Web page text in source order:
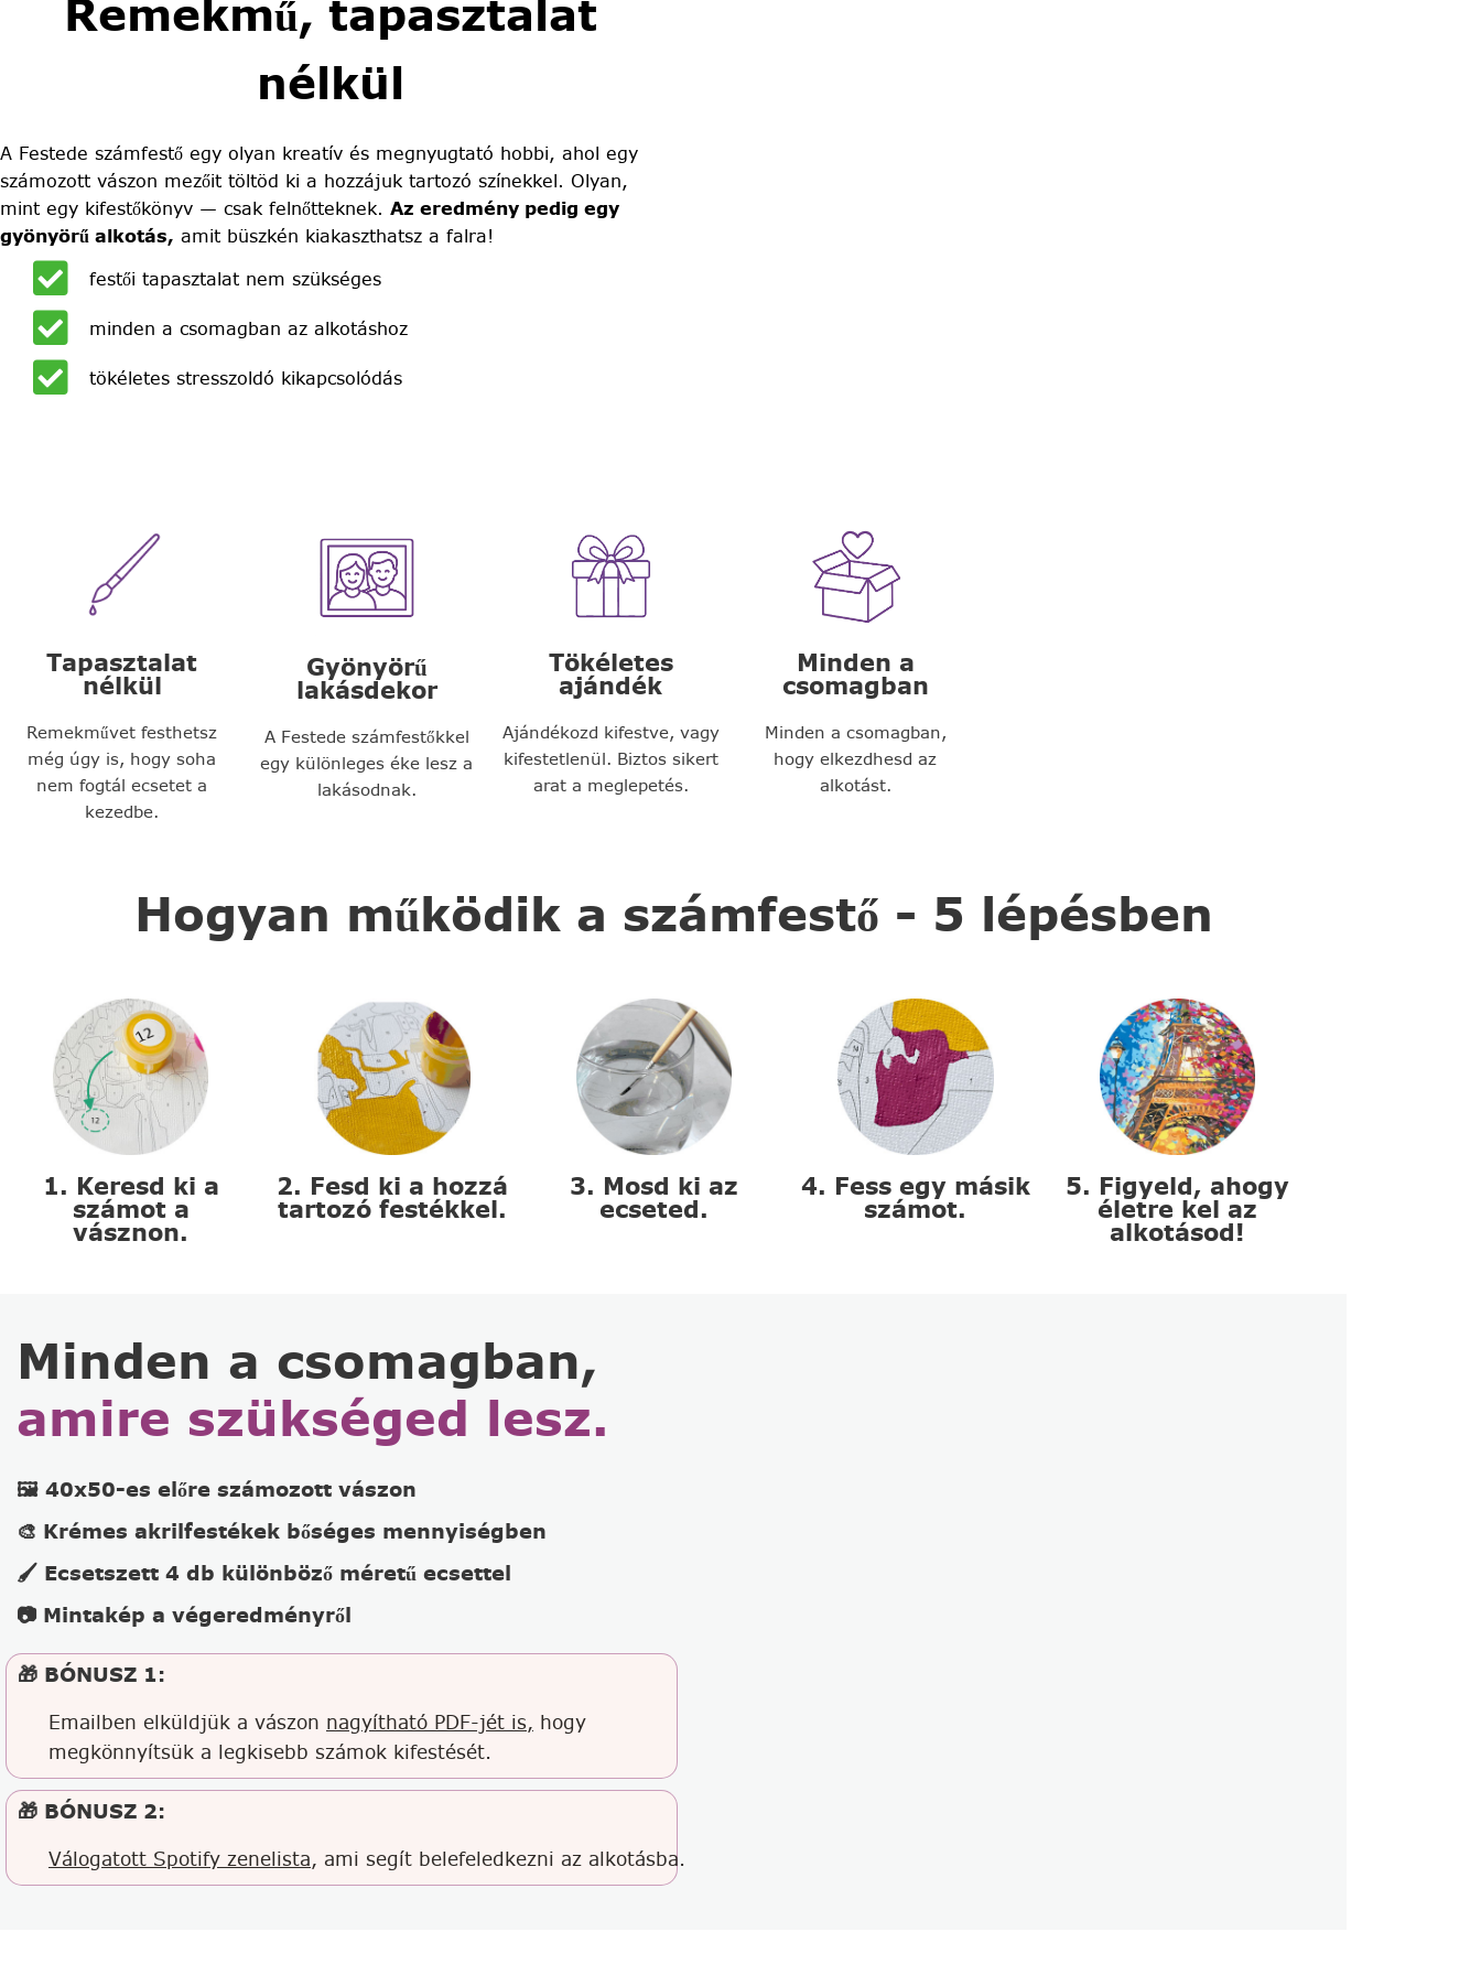
Remekmű, tapasztalat
nélkül
A Festede számfestő egy olyan kreatív és megnyugtató hobbi, ahol egy
számozott vászon mezőit töltöd ki a hozzájuk tartozó színekkel. Olyan,
mint egy kifestőkönyv — csak felnőtteknek. Az eredmény pedig egy
gyönyörű alkotás, amit büszkén kiakaszthatsz a falra!
festői tapasztalat nem szükséges
minden a csomagban az alkotáshoz
tökéletes stresszoldó kikapcsolódás
Tapasztalat
nélkül
Remekművet festhetsz
még úgy is, hogy soha
nem fogtál ecsetet a
kezedbe.
Gyönyörű
lakásdekor
A Festede számfestőkkel
egy különleges éke lesz a
lakásodnak.
Tökéletes
ajándék
Ajándékozd kifestve, vagy
kifestetlenül. Biztos sikert
arat a meglepetés.
Minden a
csomagban
Minden a csomagban,
hogy elkezdhesd az
alkotást.
Hogyan működik a számfestő - 5 lépésben
1. Keresd ki a
számot a
vásznon.
2. Fesd ki a hozzá
tartozó festékkel.
3. Mosd ki az
ecseted.
4. Fess egy másik
számot.
5. Figyeld, ahogy
életre kel az
alkotásod!
Minden a csomagban,
amire szükséged lesz.
🖼️ 40x50-es előre számozott vászon
🎨 Krémes akrilfestékek bőséges mennyiségben
🖌️ Ecsetszett 4 db különböző méretű ecsettel
📷 Mintakép a végeredményről
🎁 BÓNUSZ 1:
Emailben elküldjük a vászon nagyítható PDF-jét is, hogy
megkönnyítsük a legkisebb számok kifestését.
🎁 BÓNUSZ 2:
Válogatott Spotify zenelista, ami segít belefeledkezni az alkotásba.